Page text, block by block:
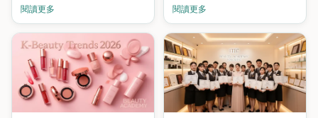
及香港雇主偏好。了解為什麼越
來越多內地美容專業人士選擇在
觀塘Fine Arts Academy取得國
際資格。
閱讀更多 閱讀更多